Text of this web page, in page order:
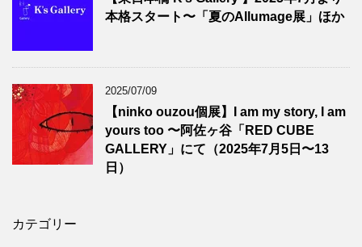
本格スタート〜「夏のAllumage展」ほか
2025/07/09
【ninko ouzou個展】I am my story, I am
yours too 〜阿佐ヶ谷「RED CUBE
GALLERY」にて（2025年7月5日〜13
日）
カテゴリー